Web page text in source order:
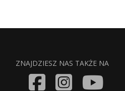
ZNAJDZIESZ NAS TAKŻE NA